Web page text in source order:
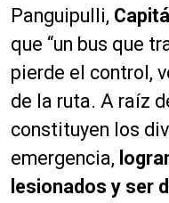
Panguipulli,
que “un bus que
pierde el control,
de la ruta. A raíz
constituyen los
emergencia,
lesionados y ser